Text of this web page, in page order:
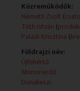
művészeti
Általános
meg az
az is kiderül,
Közreműködők:
Németh Zsolt (
Tóth István (
Paládi Krisztina (
Földrajzi név:
Újfehértó
Monorierdő
Dunakeszi